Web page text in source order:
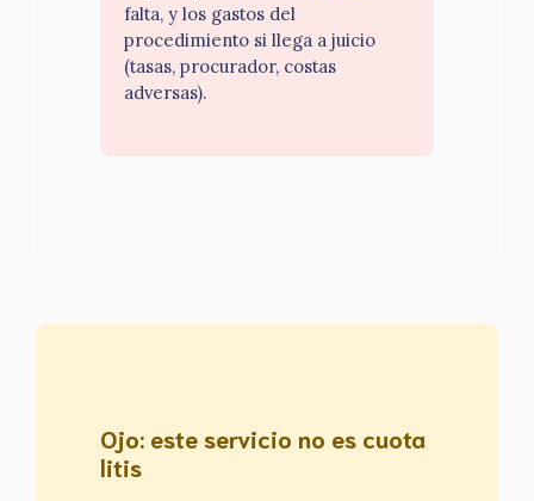
falta, y los gastos del
procedimiento si llega a juicio
(tasas, procurador, costas
adversas).
Ojo: este servicio no es cuota
litis